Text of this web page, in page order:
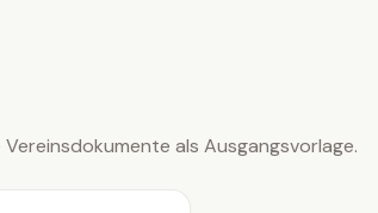
als Ausgangsvorlage.